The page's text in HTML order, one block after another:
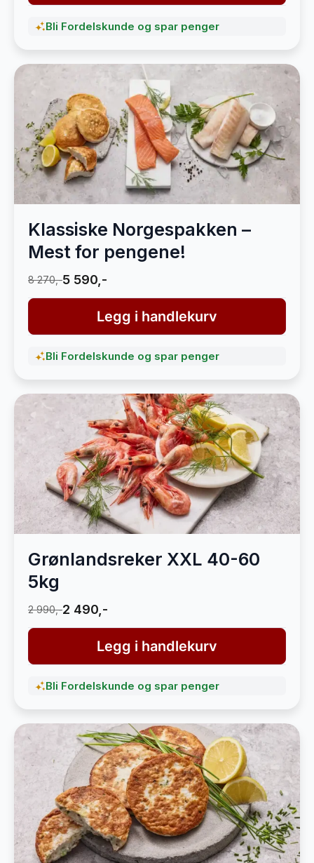
Bli Fordelskunde og spar penger
Klassiske Norgespakken –
Mest for pengene!
8 270,-5 590,-
Legg i handlekurv
Bli Fordelskunde og spar penger
Grønlandsreker XXL 40-60
5kg
2 990,-2 490,-
Legg i handlekurv
Bli Fordelskunde og spar penger